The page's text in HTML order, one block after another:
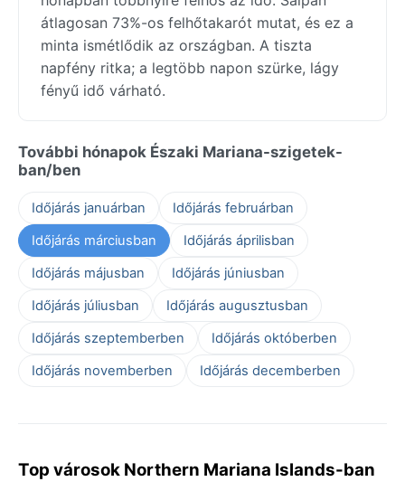
átlagosan 73%-os felhőtakarót mutat, és ez a
minta ismétlődik az országban. A tiszta
napfény ritka; a legtöbb napon szürke, lágy
fényű idő várható.
További hónapok Északi Mariana-szigetek-
ban/ben
Időjárás januárban
Időjárás februárban
Időjárás márciusban
Időjárás áprilisban
Időjárás májusban
Időjárás júniusban
Időjárás júliusban
Időjárás augusztusban
Időjárás szeptemberben
Időjárás októberben
Időjárás novemberben
Időjárás decemberben
Top városok Northern Mariana Islands-ban